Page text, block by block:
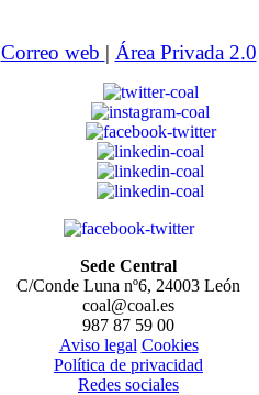
Correo web | Área Privada 2.0
Sede Central
C/Conde Luna nº6, 24003 León
coal@coal.es
987 87 59 00
Aviso legal Cookies
Política de privacidad
Redes sociales